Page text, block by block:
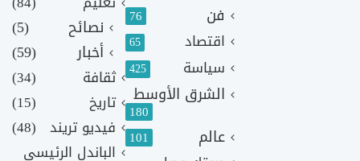
فن 76
اقتصاد 65
سياسة 425
الشرق الأوسط
180
عالم 101
نصائح
(5)
أخبار
(59)
ثقافة
(34)
تاريخ
(15)
فيديو تريند (48)
الباندل الرئيسي